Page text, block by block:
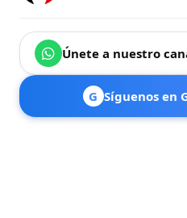
Únete a nuestro
G Síguenos en